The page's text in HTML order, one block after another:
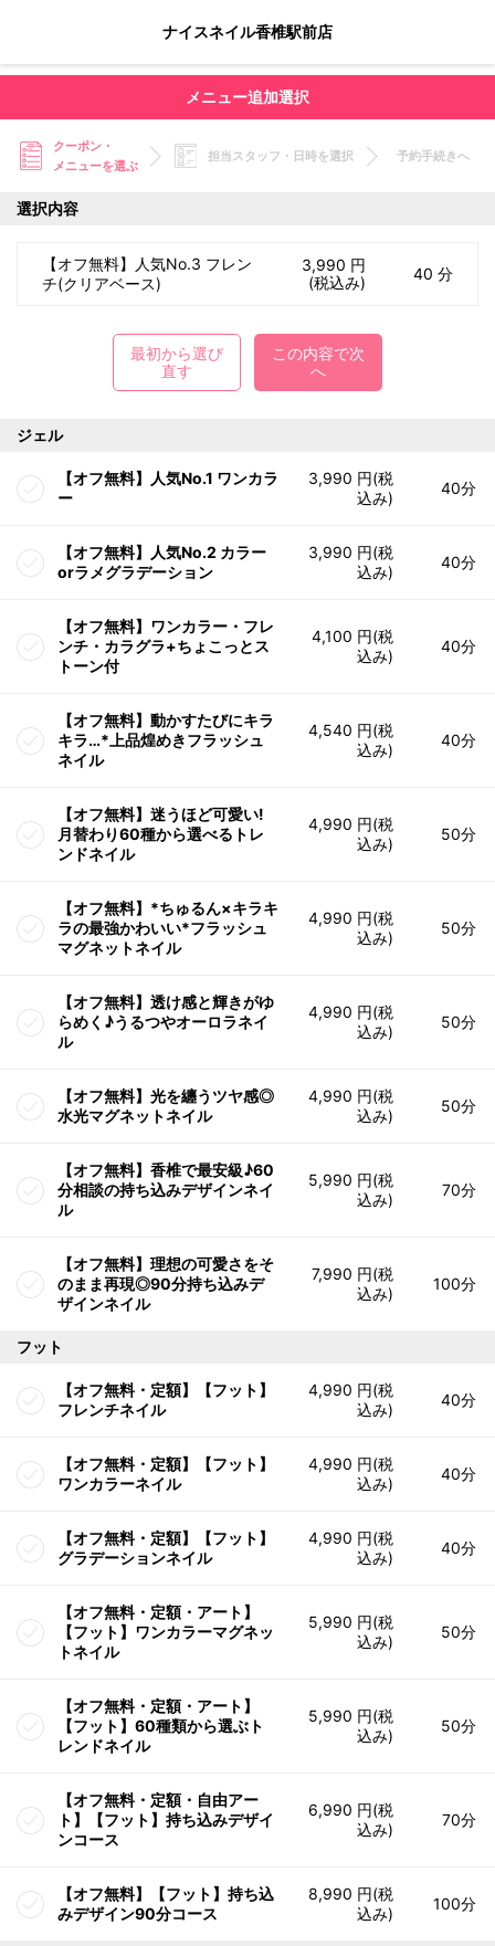
ナイスネイル香椎駅前店
メニュー追加選択
クーポン・
メニューを選ぶ
担当スタッフ・日時を選択 予約手続きへ
選択内容
【オフ無料】人気No.3 フレン
チ(クリアベース)
3,990 円
(税込み)
40 分
最初から選び
直す
この内容で次
へ
ジェル
【オフ無料】人気No.1 ワンカラ
ー
3,990 円(税
込み)
40分
【オフ無料】人気No.2 カラー
orラメグラデーション
3,990 円(税
込み)
40分
【オフ無料】ワンカラー・フレ
ンチ・カラグラ+ちょこっとス
トーン付
4,100 円(税
込み)
40分
【オフ無料】動かすたびにキラ
キラ…*上品煌めきフラッシュ
ネイル
4,540 円(税
込み)
40分
【オフ無料】迷うほど可愛い!
月替わり60種から選べるトレ
ンドネイル
4,990 円(税
込み)
50分
【オフ無料】*ちゅるん×キラキ
ラの最強かわいい*フラッシュ
マグネットネイル
4,990 円(税
込み)
50分
【オフ無料】透け感と輝きがゆ
らめく♪うるつやオーロラネイ
ル
4,990 円(税
込み)
50分
【オフ無料】光を纏うツヤ感◎
水光マグネットネイル
4,990 円(税
込み)
50分
【オフ無料】香椎で最安級♪60
分相談の持ち込みデザインネイ
ル
5,990 円(税
込み)
70分
【オフ無料】理想の可愛さをそ
のまま再現◎90分持ち込みデ
ザインネイル
7,990 円(税
込み)
100分
フット
【オフ無料・定額】【フット】
フレンチネイル
4,990 円(税
込み)
40分
【オフ無料・定額】【フット】
ワンカラーネイル
4,990 円(税
込み)
40分
【オフ無料・定額】【フット】
グラデーションネイル
4,990 円(税
込み)
40分
【オフ無料・定額・アート】
【フット】ワンカラーマグネッ
トネイル
5,990 円(税
込み)
50分
【オフ無料・定額・アート】
【フット】60種類から選ぶト
レンドネイル
5,990 円(税
込み)
50分
【オフ無料・定額・自由アー
ト】【フット】持ち込みデザイ
ンコース
6,990 円(税
込み)
70分
【オフ無料】【フット】持ち込
みデザイン90分コース
8,990 円(税
込み)
100分